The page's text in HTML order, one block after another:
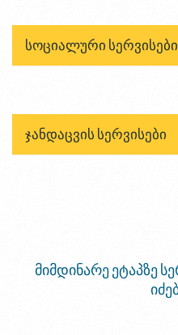
სოციალური სერვისები
ჯანდაცვის სერვისები
მიმდინარე ეტაპზე